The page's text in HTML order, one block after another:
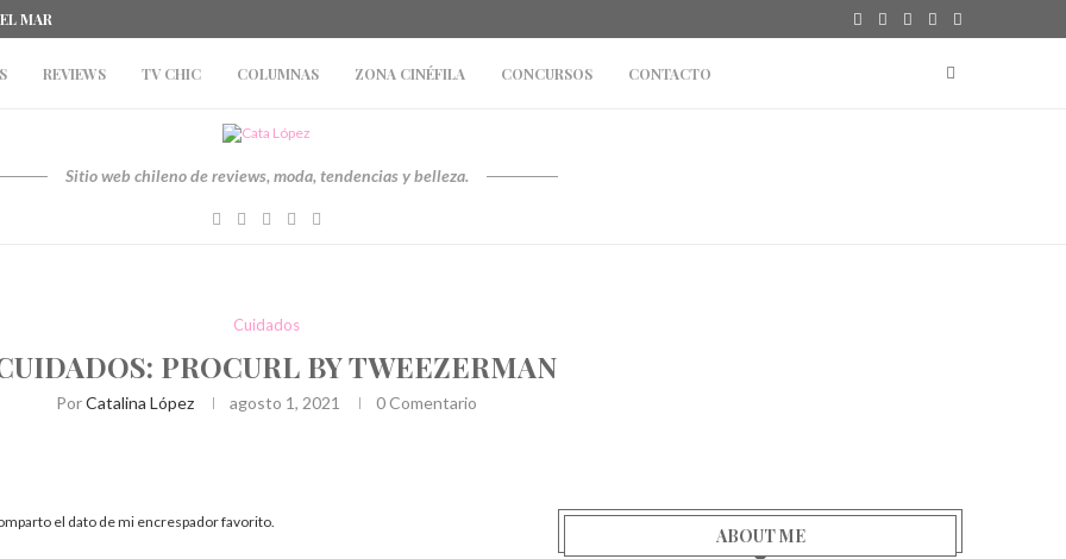
MAR
REVIEWS TV CHIC COLUMNAS ZONA CINÉFILA CONCURSOS CONTACTO
Sitio web chileno de reviews, moda, tendencias y belleza.
Cuidados
PROCURL BY TWEEZERMAN
PorCatalina López agosto 1, 2021 0 Comentario
el dato de mi encrespador favorito.
ABOUT ME